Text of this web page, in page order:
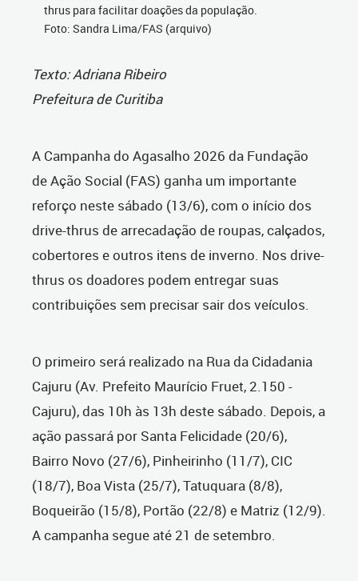
thrus para facilitar doações da população.
Foto: Sandra Lima/FAS (arquivo)
Texto: Adriana Ribeiro
Prefeitura de Curitiba
A Campanha do Agasalho 2026 da Fundação
de Ação Social (FAS) ganha um importante
reforço neste sábado (13/6), com o início dos
drive-thrus de arrecadação de roupas, calçados,
cobertores e outros itens de inverno. Nos drive-
thrus os doadores podem entregar suas
contribuições sem precisar sair dos veículos.
O primeiro será realizado na Rua da Cidadania
Cajuru (Av. Prefeito Maurício Fruet, 2.150 -
Cajuru), das 10h às 13h deste sábado. Depois, a
ação passará por Santa Felicidade (20/6),
Bairro Novo (27/6), Pinheirinho (11/7), CIC
(18/7), Boa Vista (25/7), Tatuquara (8/8),
Boqueirão (15/8), Portão (22/8) e Matriz (12/9).
A campanha segue até 21 de setembro.